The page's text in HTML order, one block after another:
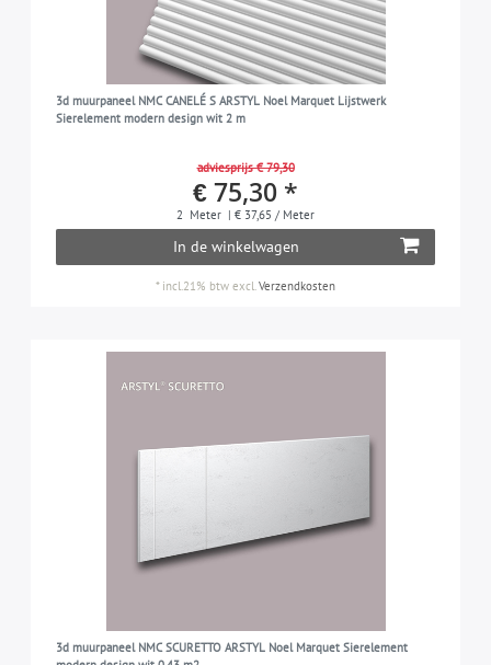
3d muurpaneel NMC CANELÉ S ARSTYL Noel Marquet Lijstwerk
Sierelement modern design wit 2 m
adviesprijs € 79,30
€ 75,30 *
2 Meter | € 37,65 / Meter
In de winkelwagen
* incl.21% btw excl.Verzendkosten
3d muurpaneel NMC SCURETTO ARSTYL Noel Marquet Sierelement